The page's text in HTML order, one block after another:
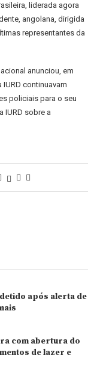
liderada agora
angolana, dirigida
representantes da
anunciou, em
continuavam
policiais para o seu
IURD sobre a
após alerta de
com abertura do
de lazer e